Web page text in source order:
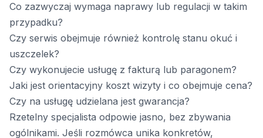
Co zazwyczaj wymaga naprawy lub regulacji w takim
przypadku?
Czy serwis obejmuje również kontrolę stanu okuć i
uszczelek?
Czy wykonujecie usługę z fakturą lub paragonem?
Jaki jest orientacyjny koszt wizyty i co obejmuje cena?
Czy na usługę udzielana jest gwarancja?
Rzetelny specjalista odpowie jasno, bez zbywania
ogólnikami. Jeśli rozmówca unika konkretów,